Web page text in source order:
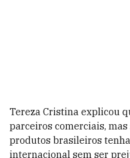
Tereza Cristina explicou
parceiros comerciais,
produtos brasileiros
internacional sem ser